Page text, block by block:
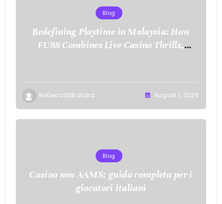
Blog
Redefining Playtime in Malaysia: How
FU88 Combines Live Casino Thrills,
RebeccaSBallard August 1, 2026
Blog
Casino non AAMS: guida completa per i
giocatori italiani